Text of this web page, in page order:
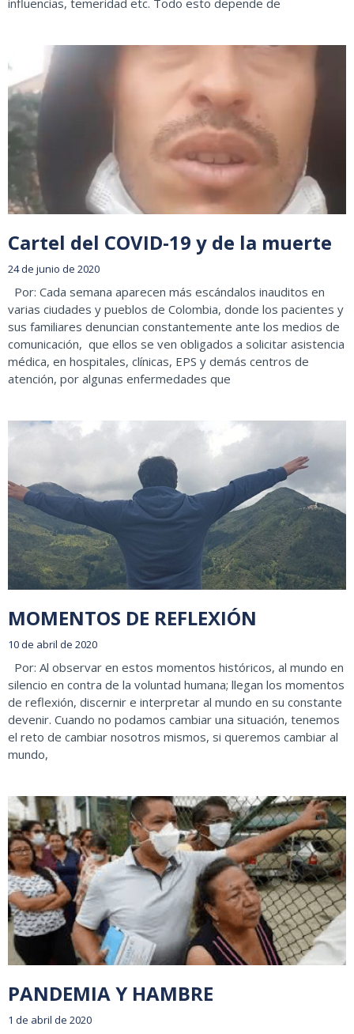
influencias, temeridad etc. Todo esto depende de
Cartel del COVID-19 y de la muerte
24 de junio de 2020
Por: Cada semana aparecen más escándalos inauditos en
varias ciudades y pueblos de Colombia, donde los pacientes y
sus familiares denuncian constantemente ante los medios de
comunicación, que ellos se ven obligados a solicitar asistencia
médica, en hospitales, clínicas, EPS y demás centros de
atención, por algunas enfermedades que
MOMENTOS DE REFLEXIÓN
10 de abril de 2020
Por: Al observar en estos momentos históricos, al mundo en
silencio en contra de la voluntad humana; llegan los momentos
de reflexión, discernir e interpretar al mundo en su constante
devenir. Cuando no podamos cambiar una situación, tenemos
el reto de cambiar nosotros mismos, si queremos cambiar al
mundo,
PANDEMIA Y HAMBRE
1 de abril de 2020